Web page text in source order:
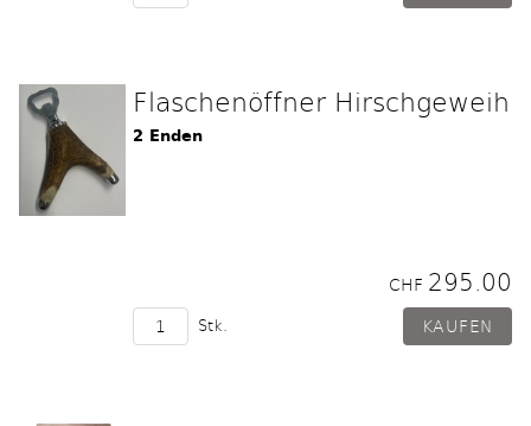
Flaschenöffner Hirschgeweih
2 Enden
CHF 295.00
Stk.